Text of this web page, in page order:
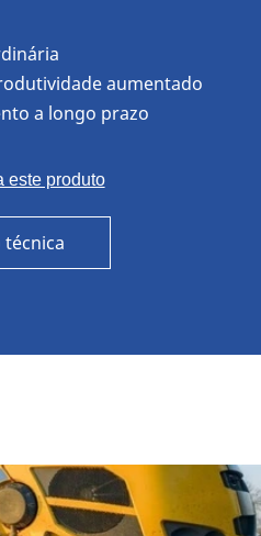
aumentado
a longo prazo
este produto